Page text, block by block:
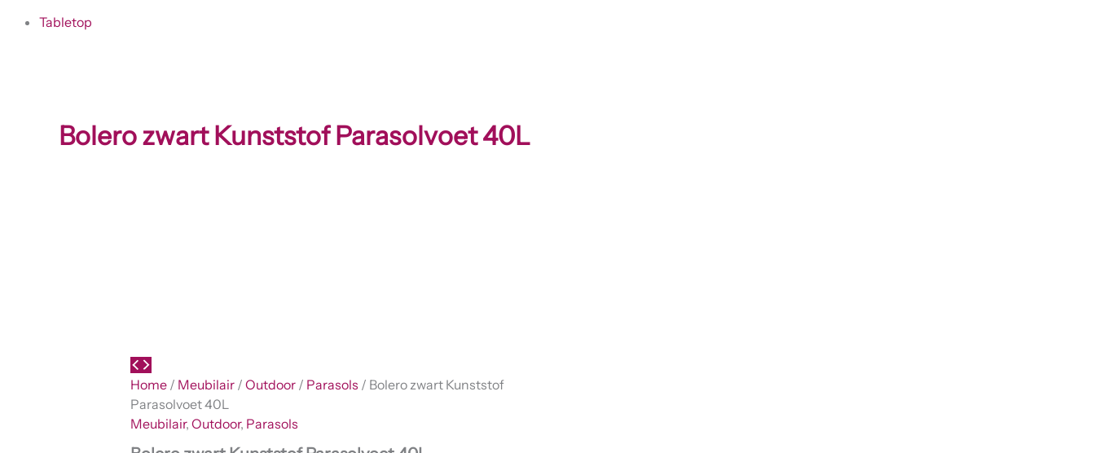
Tabletop
Bolero zwart Kunststof Parasolvoet 40L
Home / Meubilair / Outdoor / Parasols / Bolero zwart Kunststof
Parasolvoet 40L
Meubilair, Outdoor, Parasols